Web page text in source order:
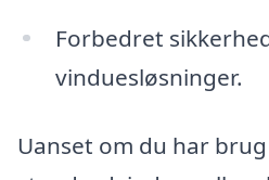
Forbedret
vinduesløsninger.
Uanset om du har